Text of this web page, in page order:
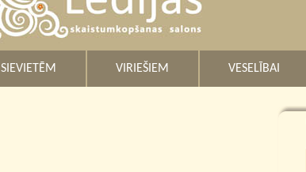
SIEVIETĒM VIRIEŠIEM VESELĪBAI